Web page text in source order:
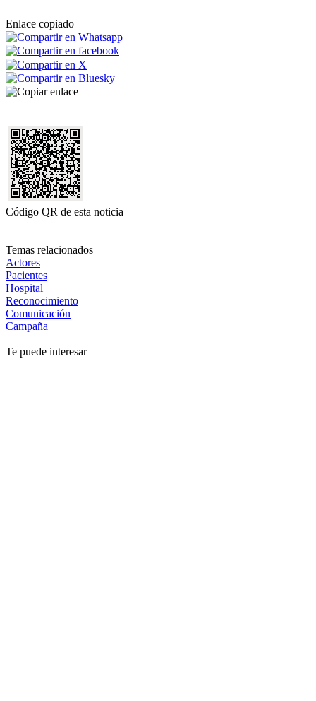
Enlace copiado
Código QR de esta noticia
Temas relacionados
Actores
Pacientes
Hospital
Reconocimiento
Comunicación
Campaña
Te puede interesar